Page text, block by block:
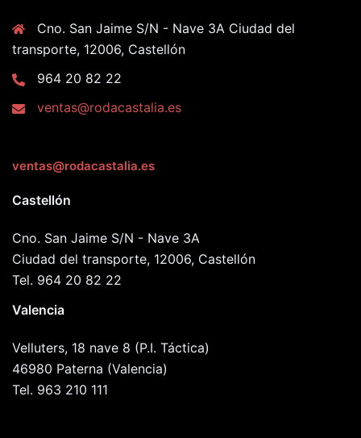
Cno. San Jaime S/N - Nave 3A Ciudad del
transporte, 12006, Castellón
964 20 82 22
ventas@rodacastalia.es
ventas@rodacastalia.es
Castellón
Cno. San Jaime S/N - Nave 3A
Ciudad del transporte, 12006, Castellón
Tel. 964 20 82 22
Valencia
Velluters, 18 nave 8 (P.I. Táctica)
46980 Paterna (Valencia)
Tel. 963 210 111